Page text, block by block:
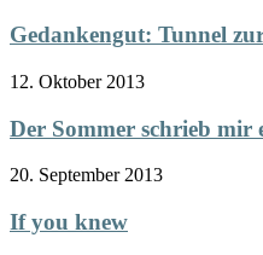
Gedankengut: Tunnel
12. Oktober 2013
Der Sommer schrieb mir
20. September 2013
If you knew